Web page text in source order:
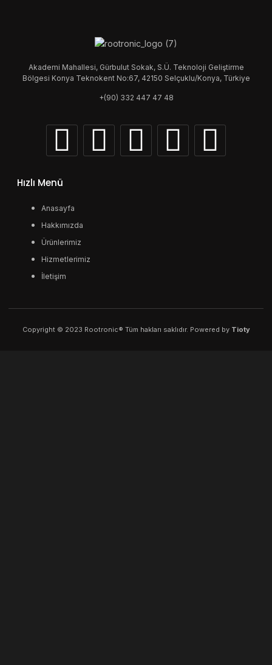
Akademi Mahallesi, Gürbulut Sokak, S.Ü. Teknoloji Geliştirme
Bölgesi Konya Teknokent No:67, 42150 Selçuklu/Konya, Türkiye
+(90) 332 447 47 48
Hızlı Menü
Anasayfa
Hakkımızda
Ürünlerimiz
Hizmetlerimiz
İletişim
Copyright © 2023 Rootronic® Tüm hakları saklıdır. Powered by Tioty